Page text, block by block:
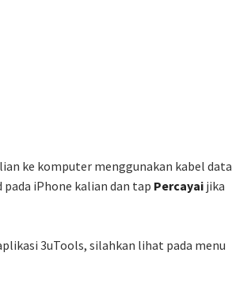
ke komputer menggunakan kabel data
pada iPhone kalian dan tap Percayai jika
3uTools, silahkan lihat pada menu